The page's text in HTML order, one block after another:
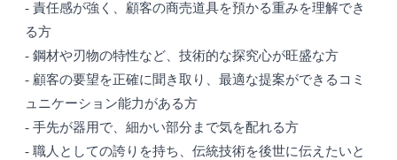
- 責任感が強く、顧客の商売道具を預かる重みを理解でき
る方
- 鋼材や刃物の特性など、技術的な探究心が旺盛な方
- 顧客の要望を正確に聞き取り、最適な提案ができるコミ
ュニケーション能力がある方
- 手先が器用で、細かい部分まで気を配れる方
- 職人としての誇りを持ち、伝統技術を後世に伝えたいと